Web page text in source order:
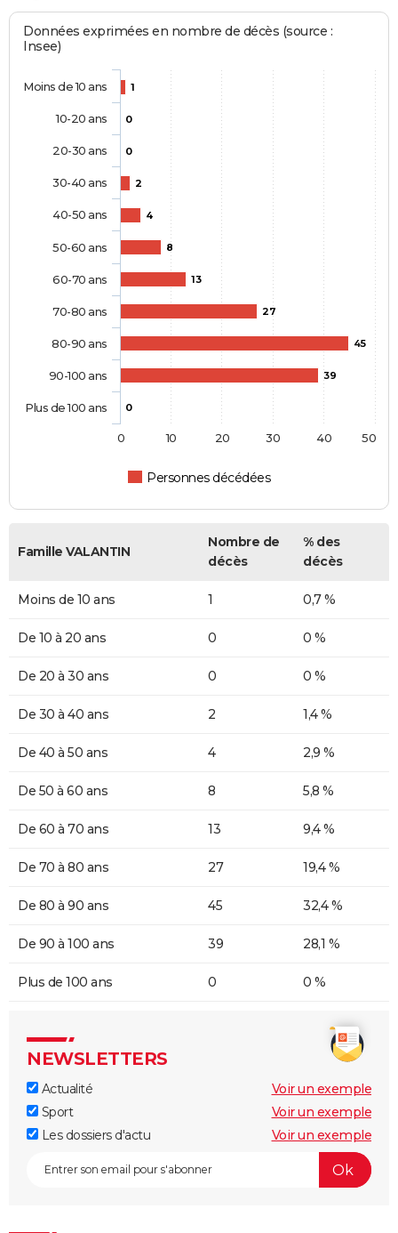
Données exprimées en nombre de décès (source :
Insee)
1
0
0
2
4
8
13
27
45
39
0
Personnes décédées
Moins de 10 ans
10-20 ans
20-30 ans
30-40 ans
40-50 ans
50-60 ans
60-70 ans
70-80 ans
80-90 ans
90-100 ans
Plus de 100 ans
0 10 20 30 40 50
Famille VALANTIN
Nombre de
décès
% des
décès
Moins de 10 ans 1 0,7 %
De 10 à 20 ans 0 0 %
De 20 à 30 ans 0 0 %
De 30 à 40 ans 2 1,4 %
De 40 à 50 ans 4 2,9 %
De 50 à 60 ans 8 5,8 %
De 60 à 70 ans 13 9,4 %
De 70 à 80 ans 27 19,4 %
De 80 à 90 ans 45 32,4 %
De 90 à 100 ans 39 28,1 %
Plus de 100 ans 0 0 %
NEWSLETTERS
Actualité
Voir un exemple
Sport
Voir un exemple
Les dossiers d'actu
Voir un exemple